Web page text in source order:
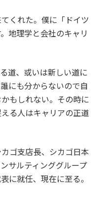
くれた。僕に「ドイツ
地理学と会社のキャリ
道、或いは新しい道に
にも分からないので自
もしれない。その時に
る人はキャリアの正道
ゴ支店長、シカゴ日本
サルティンググループ
に就任、現在に至る。